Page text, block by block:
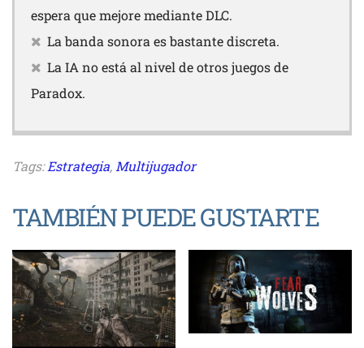
espera que mejore mediante DLC.
La banda sonora es bastante discreta.
La IA no está al nivel de otros juegos de
Paradox.
Tags:Estrategia, Multijugador
TAMBIÉN PUEDE GUSTARTE